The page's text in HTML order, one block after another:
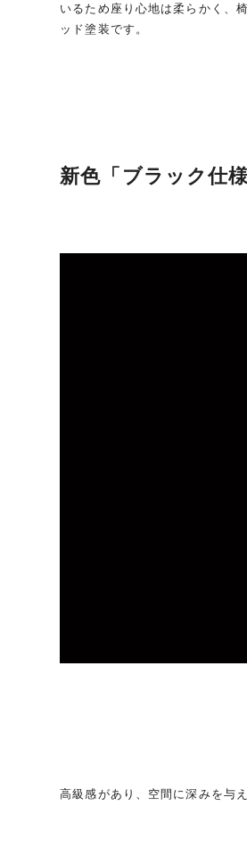
いるため座り心地は柔らかく、
ッド塗装です。
新色「ブラック仕様
高級感があり、空間に深みを与